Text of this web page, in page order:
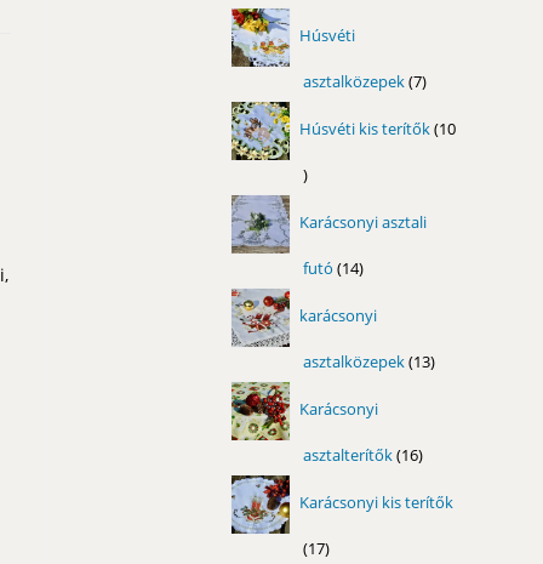
Húsvéti
asztalközepek 77
Húsvéti kis terítők 10
10
Karácsonyi asztali
futó 1414
karácsonyi
asztalközepek 1313
Karácsonyi
asztalterítők 1616
Karácsonyi kis terítők
1717